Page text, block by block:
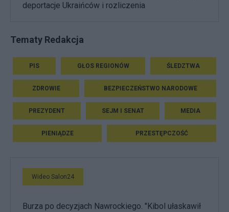
deportacje Ukraińców i rozliczenia
Tematy Redakcja
PIS GŁOS REGIONÓW ŚLEDZTWA
ZDROWIE BEZPIECZEŃSTWO NARODOWE
PREZYDENT SEJM I SENAT MEDIA
PIENIĄDZE PRZESTĘPCZOŚĆ
Wideo Salon24
Burza po decyzjach Nawrockiego. "Kibol ułaskawił